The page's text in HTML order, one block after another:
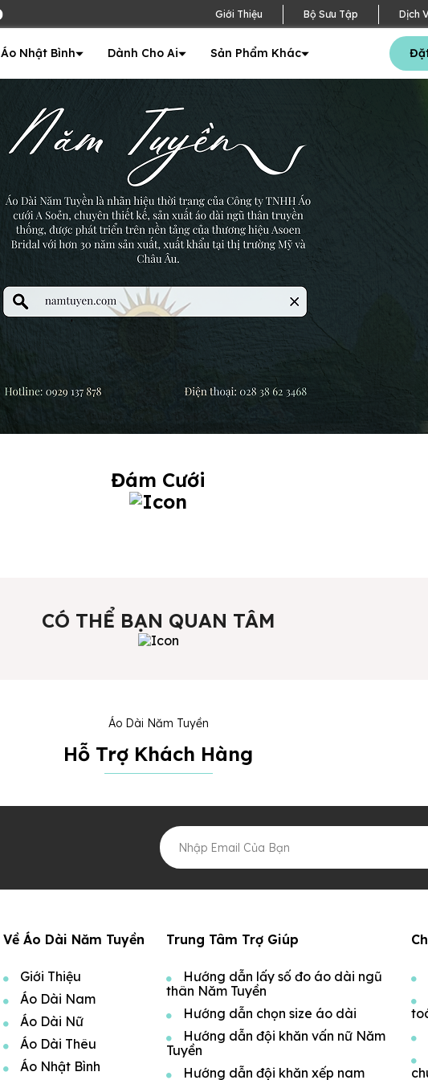
Giới Thiệu Bộ Sưu Tập Dịch
Áo Nhật Bình Dành Cho Ai Sản Phẩm Khác
Đám Cưới
CÓ THỂ BẠN QUAN TÂM
Áo Dài Năm Tuyền
Hỗ Trợ Khách Hàng
Về Áo Dài Năm Tuyền
Giới Thiệu
Áo Dài Nam
Áo Dài Nữ
Áo Dài Thêu
Áo Nhật Bình
Trung Tâm Trợ Giúp
Hướng dẫn lấy số đo áo dài ngũ
thân Năm Tuyền
Hướng dẫn chọn size áo dài
Hướng dẫn đội khăn vấn nữ Năm
Tuyền
Hướng dẫn đội khăn xếp nam